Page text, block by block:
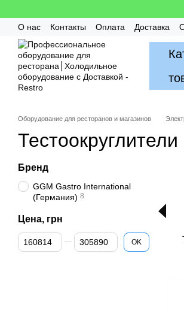
О нас Контакты Оплата Доставка
Гарантия
Оборудование для ресторанов и магазинов
Тестоокруглители
Бренд
GGM Gastro International
(Германия) 8
Цена, грн
От Цена, грн
До Цена, грн OK